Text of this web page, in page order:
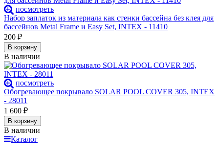
посмотреть
Набор заплаток из материала как стенки бассейна без клея для
бассейнов Metal Frame и Easy Set, INTEX - 11410
200 ₽
В корзину
В наличии
посмотреть
Обогревающее покрывало SOLAR POOL COVER 305, INTEX
- 28011
1 600 ₽
В корзину
В наличии
Каталог